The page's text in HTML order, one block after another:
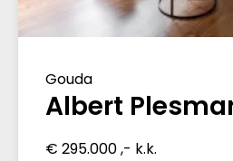
Gouda
Albert
€ 295.000 ,- k.k.